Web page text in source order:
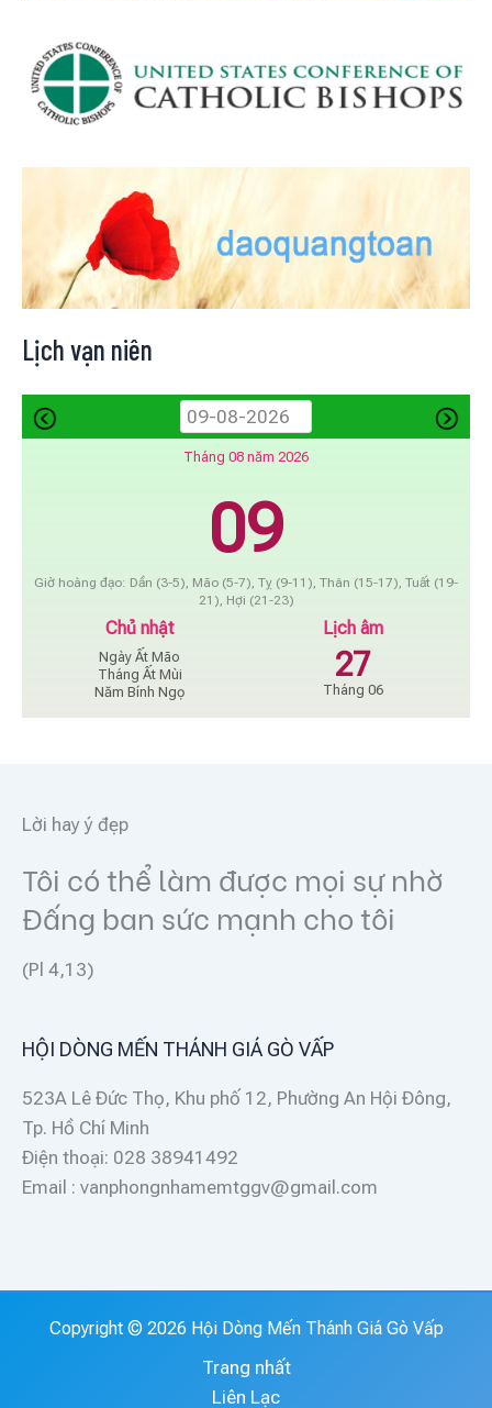
Lịch vạn niên
Tháng 08 năm 2026
09
Giờ hoàng đạo: Dần (3-5), Mão (5-7), Tỵ (9-11), Thân (15-17), Tuất (19-
21), Hợi (21-23)
Chủ nhật
Ngày Ất Mão
Tháng Ất Mùi
Năm Bính Ngọ
Lịch âm
27
Tháng 06
Lời hay ý đẹp
Tôi có thể làm được mọi sự nhờ
Đấng ban sức mạnh cho tôi
(Pl 4,13)
HỘI DÒNG MẾN THÁNH GIÁ GÒ VẤP
523A Lê Đức Thọ, Khu phố 12, Phường An Hội Đông,
Tp. Hồ Chí Minh
Điện thoại: 028 38941492
Email : vanphongnhamemtggv@gmail.com
Copyright © 2026 Hội Dòng Mến Thánh Giá Gò Vấp
Trang nhất
Liên Lạc